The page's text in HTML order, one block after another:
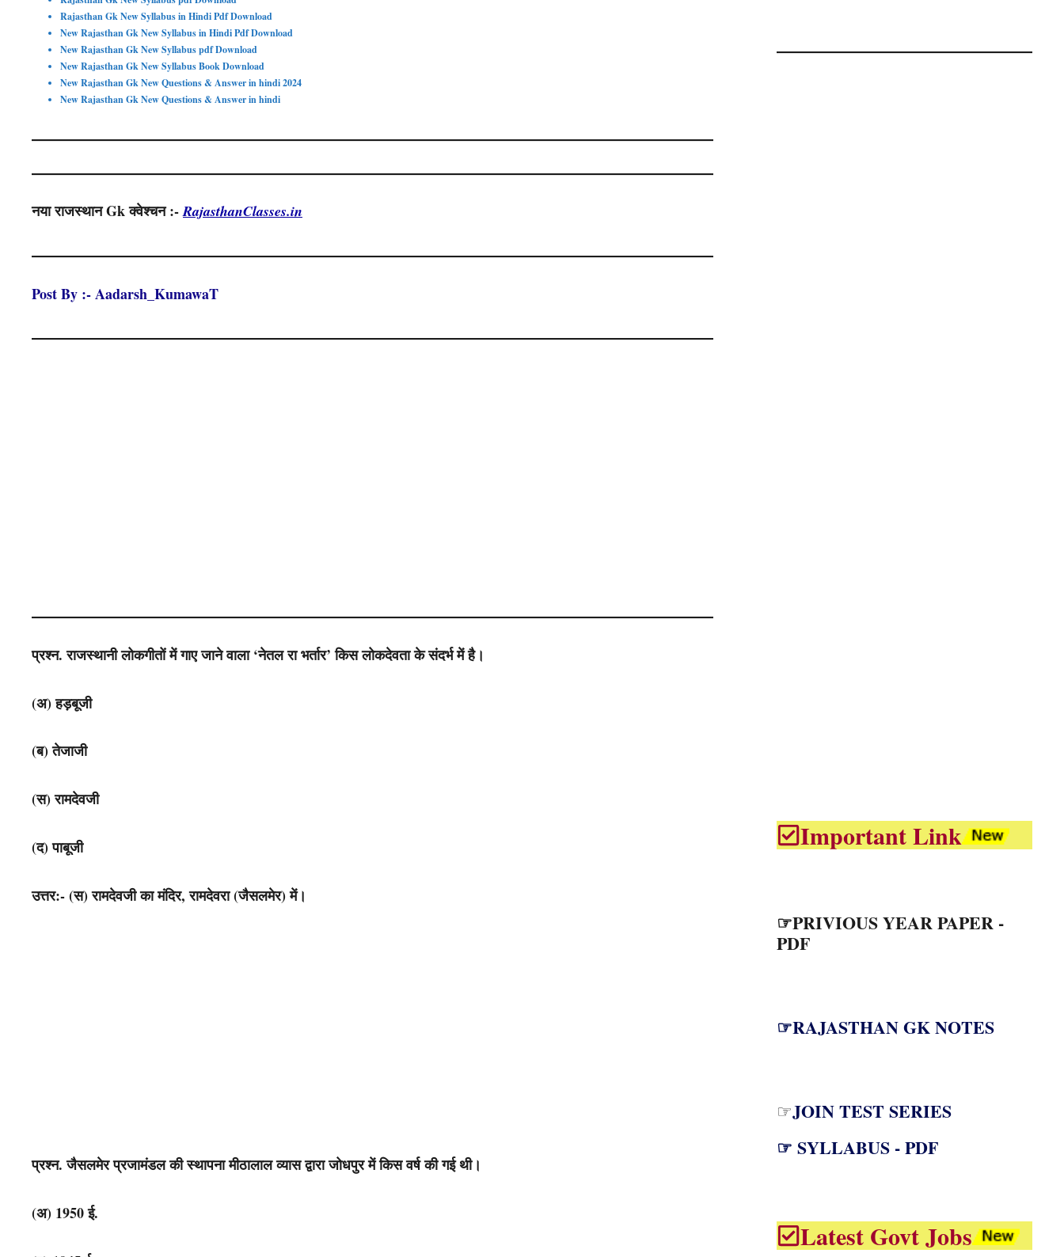
Rajasthan Gk New Syllabus in Hindi Pdf Download
New Rajasthan Gk New Syllabus in Hindi Pdf Download
New Rajasthan Gk New Syllabus pdf Download
New Rajasthan Gk New Syllabus Book Download
New Rajasthan Gk New Questions & Answer in hindi 2024
New Rajasthan Gk New Questions & Answer in hindi
नया राजस्थान Gk क्वेश्चन :-RajasthanClasses.in
Post By :- Aadarsh_KumawaT
प्रश्न. राजस्थानी लोकगीतों में गाए जाने वाला ‘नेतल रा भर्तार’ किस लोकदेवता के संदर्भ में है।
(अ) हड़बूजी
(ब) तेजाजी
(स) रामदेवजी
(द) पाबूजी
उत्तर:- (स) रामदेवजी का मंदिर, रामदेवरा (जैसलमेर) में।
प्रश्न. जैसलमेर प्रजामंडल की स्थापना मीठालाल व्यास द्वारा जोधपुर में किस वर्ष की गई थी।
(अ) 1950 ई.
Important Link
☞PRIVIOUS YEAR PAPER -
PDF
☞RAJASTHAN GK NOTES
☞JOIN TEST SERIES
☞ SYLLABUS - PDF
Latest Govt Jobs